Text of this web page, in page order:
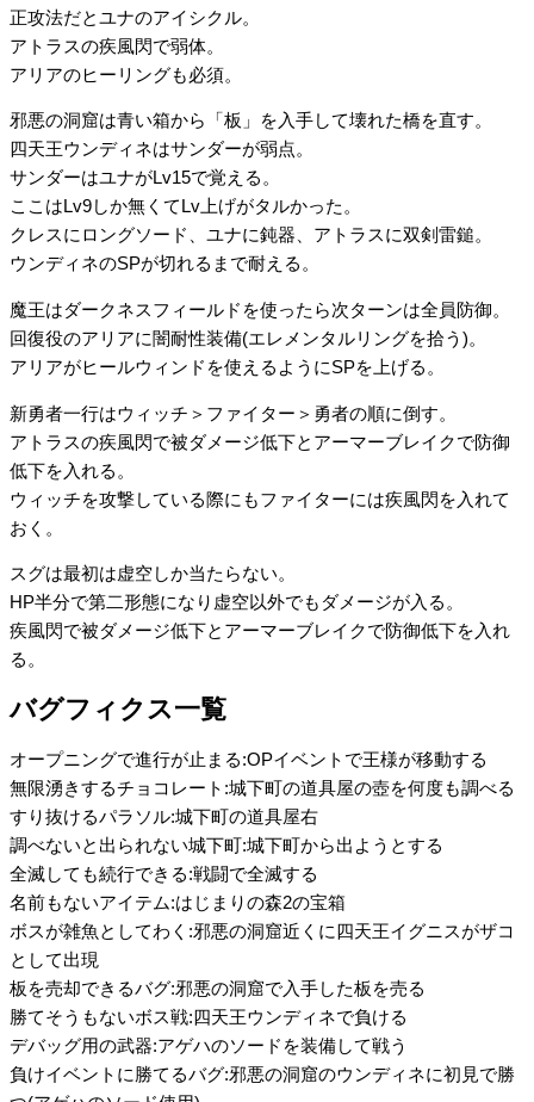
正攻法だとユナのアイシクル。
アトラスの疾風閃で弱体。
アリアのヒーリングも必須。
邪悪の洞窟は青い箱から「板」を入手して壊れた橋を直す。
四天王ウンディネはサンダーが弱点。
サンダーはユナがLv15で覚える。
ここはLv9しか無くてLv上げがタルかった。
クレスにロングソード、ユナに鈍器、アトラスに双剣雷鎚。
ウンディネのSPが切れるまで耐える。
魔王はダークネスフィールドを使ったら次ターンは全員防御。
回復役のアリアに闇耐性装備(エレメンタルリングを拾う)。
アリアがヒールウィンドを使えるようにSPを上げる。
新勇者一行はウィッチ＞ファイター＞勇者の順に倒す。
アトラスの疾風閃で被ダメージ低下とアーマーブレイクで防御
低下を入れる。
ウィッチを攻撃している際にもファイターには疾風閃を入れて
おく。
スグは最初は虚空しか当たらない。
HP半分で第二形態になり虚空以外でもダメージが入る。
疾風閃で被ダメージ低下とアーマーブレイクで防御低下を入れ
る。
バグフィクス一覧
オープニングで進行が止まる:OPイベントで王様が移動する
無限湧きするチョコレート:城下町の道具屋の壺を何度も調べる
すり抜けるパラソル:城下町の道具屋右
調べないと出られない城下町:城下町から出ようとする
全滅しても続行できる:戦闘で全滅する
名前もないアイテム:はじまりの森2の宝箱
ボスが雑魚としてわく:邪悪の洞窟近くに四天王イグニスがザコ
として出現
板を売却できるバグ:邪悪の洞窟で入手した板を売る
勝てそうもないボス戦:四天王ウンディネで負ける
デバッグ用の武器:アゲハのソードを装備して戦う
負けイベントに勝てるバグ:邪悪の洞窟のウンディネに初見で勝